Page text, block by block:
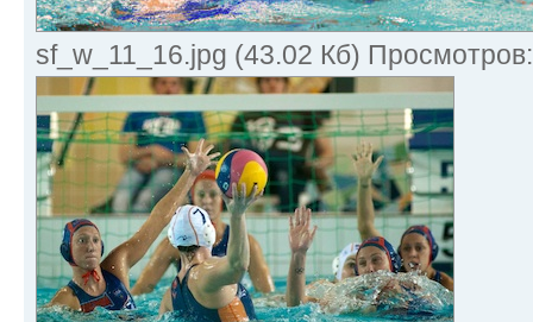
sf_w_11_16.jpg (43.02 Кб)